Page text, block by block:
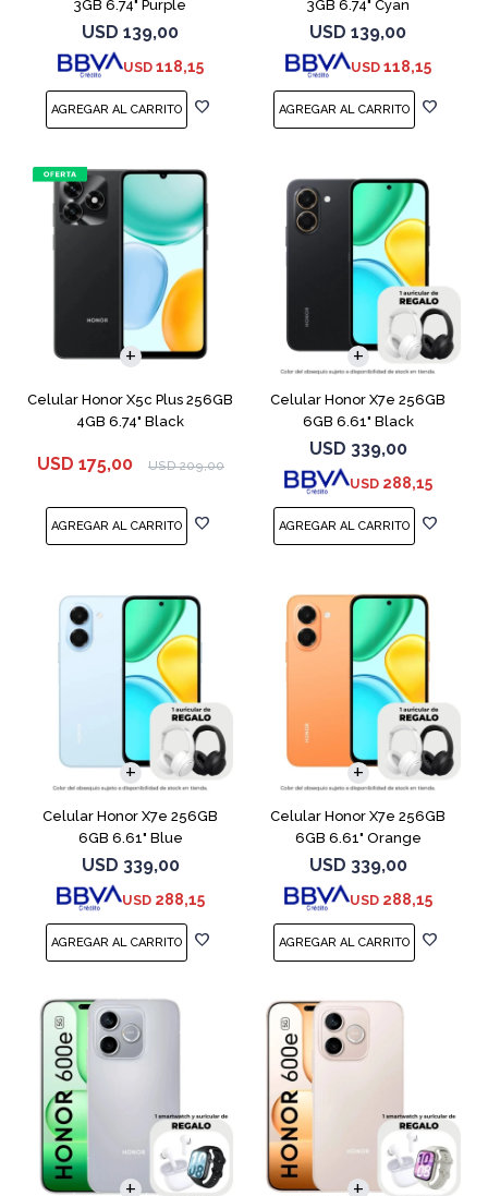
3GB 6.74" Purple
USD 139,00
USD 118,15
3GB 6.74" Cyan
USD 139,00
USD 118,15
Celular Honor X5c Plus 256GB
4GB 6.74" Black
USD 175,00 USD 209,00
COMPARAR
Celular Honor X7e 256GB
6GB 6.61" Black
USD 339,00
USD 288,15
COMPARAR
Celular Honor X7e 256GB
6GB 6.61" Blue
USD 339,00
USD 288,15
COMPARAR
Celular Honor X7e 256GB
6GB 6.61" Orange
USD 339,00
USD 288,15
COMPARAR
COMPARAR COMPARAR